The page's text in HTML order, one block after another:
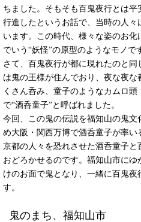
ちました。そもそも百鬼夜行とは
行進したというお話で、当時の人
います。この時代、様々な姿のお化
でいう“妖怪”の原型のようなモノで
さて、百鬼夜行が都に現れたのと
は鬼の王様が住んでおり、夜な夜
くさん呑み、童子のようなカムロ
で“酒呑童子”と呼ばれました。
今回、この鬼の伝説を福知山の鬼文
め大阪・関西万博で酒呑童子が率い
京都の人々を恐れさせた酒呑童子
おどろかせるのです。福知山市に
けのお面で鬼となり、一緒に百鬼
す。
鬼のまち、福知山市